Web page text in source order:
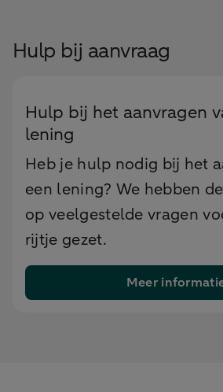
Hulp bij aanvraag
Hulp bij het aanvragen
lening
Heb je hulp nodig bij het
een lening? We hebben
op veelgestelde vragen
rijtje gezet.
Meer